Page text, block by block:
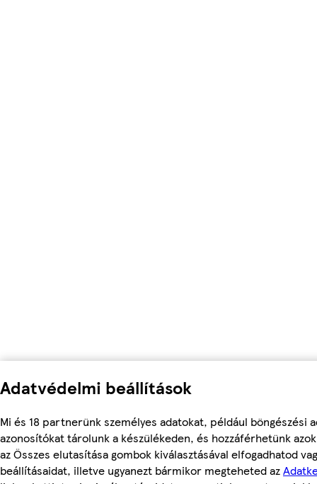
Adatvédelmi beállítások
Mi és 18 partnerünk személyes adatokat, például böngészési
azonosítókat tárolunk a készülékeden, és hozzáférhetünk
az Összes elutasítása gombok kiválasztásával elfogadhatod
beállításaidat, illetve ugyanezt bármikor megteheted az